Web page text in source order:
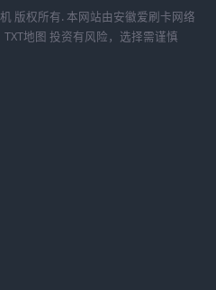
版权所有. 本网站由安徽爱刷卡网络
TXT地图 投资有风险，选择需谨慎